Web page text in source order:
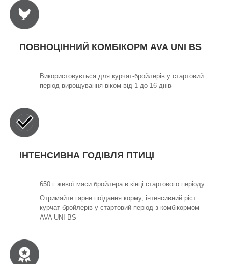
ПОВНОЦІННИЙ КОМБІКОРМ AVA UNI BS
Використовується для курчат-бройлерів у стартовий
період вирощування віком від 1 до 16 днів
ІНТЕНСИВНА ГОДІВЛЯ ПТИЦІ
650 г живої маси бройлера в кінці стартового періоду
Отримайте гарне поїдання корму, інтенсивний ріст
курчат-бройлерів у стартовий період з комбікормом
AVA UNI BS